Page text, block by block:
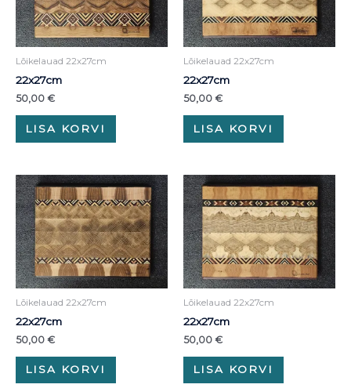
Lõikelauad 22x27cm
22x27cm
50,00 €
LISA KORVI
Lõikelauad 22x27cm
22x27cm
50,00 €
LISA KORVI
Lõikelauad 22x27cm
22x27cm
50,00 €
LISA KORVI
Lõikelauad 22x27cm
22x27cm
50,00 €
LISA KORVI